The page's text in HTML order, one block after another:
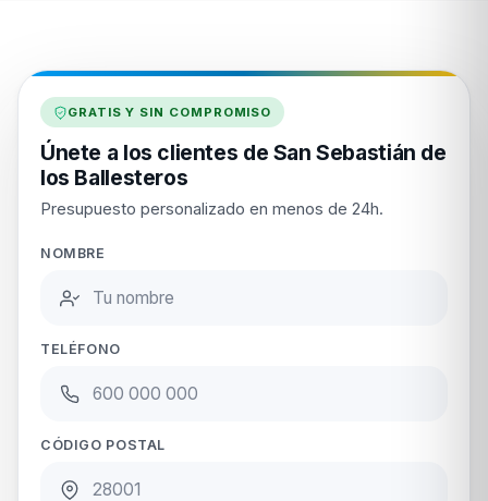
GRATIS Y SIN COMPROMISO
Únete a los clientes de San Sebastián de
los Ballesteros
Presupuesto personalizado en menos de 24h.
NOMBRE
TELÉFONO
CÓDIGO POSTAL